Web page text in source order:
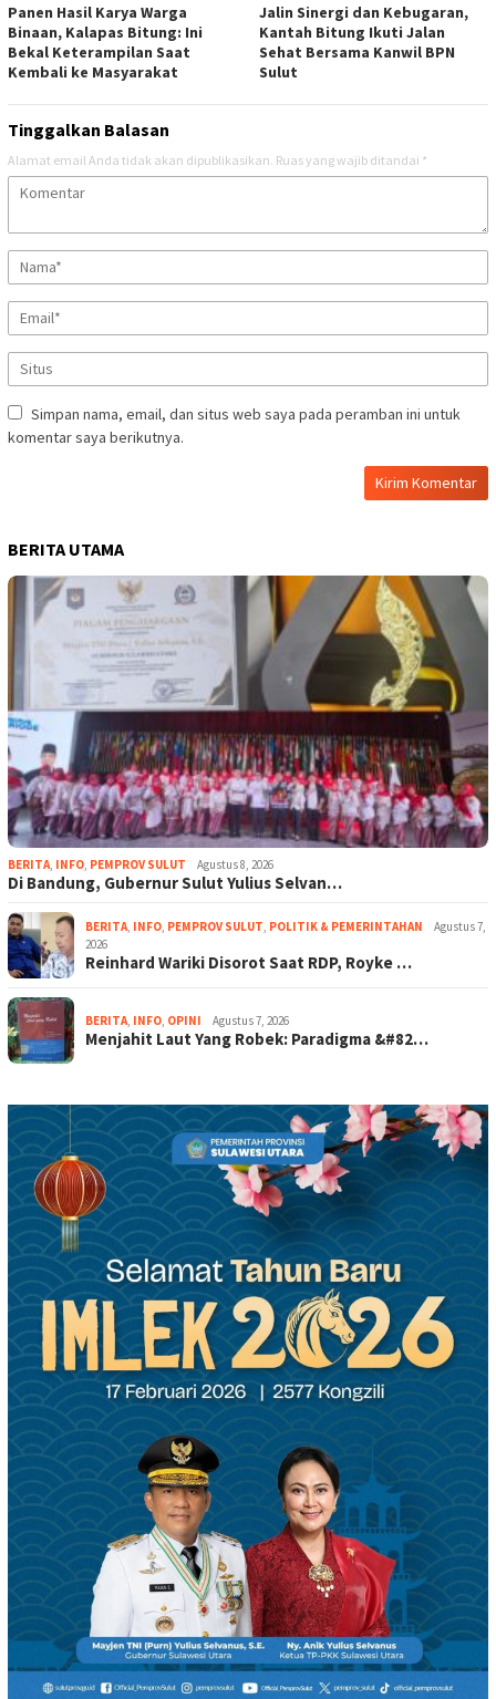
Panen Hasil Karya Warga
Binaan, Kalapas Bitung: Ini
Bekal Keterampilan Saat
Kembali ke Masyarakat
Jalin Sinergi dan Kebugaran,
Kantah Bitung Ikuti Jalan
Sehat Bersama Kanwil BPN
Sulut
Tinggalkan Balasan
Alamat email Anda tidak akan dipublikasikan. Ruas yang wajib ditandai *
Simpan nama, email, dan situs web saya pada peramban ini untuk
komentar saya berikutnya.
BERITA UTAMA
BERITA, INFO, PEMPROV SULUT Agustus 8, 2026
Di Bandung, Gubernur Sulut Yulius Selvan…
BERITA, INFO, PEMPROV SULUT, POLITIK & PEMERINTAHAN
Agustus 7,
2026
Reinhard Wariki Disorot Saat RDP, Royke …
BERITA, INFO, OPINI Agustus 7, 2026
Menjahit Laut Yang Robek: Paradigma &#82…